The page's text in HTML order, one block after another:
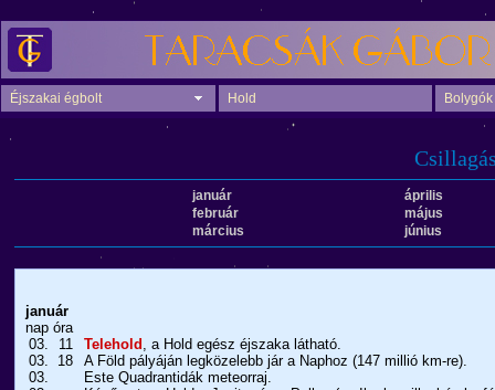
Éjszakai égbolt Hold Bolygók
január
február
március
április
május
június
január
nap óra
03.
11 Telehold , a Hold egész éjszaka látható.
03.
18
A Föld pályáján legközelebb jár a Naphoz (147 millió km-re).
03.
Este Quadrantidák meteorraj.